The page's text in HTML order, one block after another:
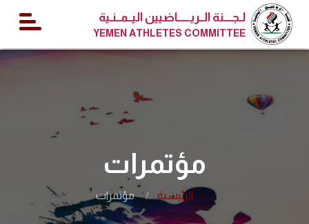
لـجــــنة الــريــــــاضيين اليــمــنـية
YEMEN ATHLETES COMMITTEE
مؤتمرات
الرئيسية مؤتمرات